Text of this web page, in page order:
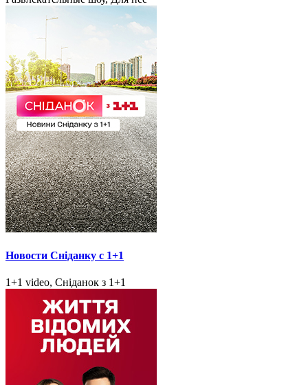
Новости Сніданку с 1+1
1+1 video, Сніданок з 1+1